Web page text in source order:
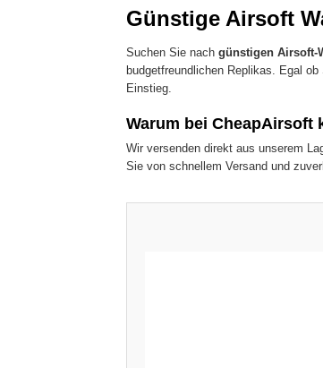
Günstige Airsoft
Suchen Sie nach günstigen Airsoft-
budgetfreundlichen Replikas. Egal ob
Einstieg.
Warum bei CheapAirsoft
Wir versenden direkt aus unserem
Sie von schnellem Versand und